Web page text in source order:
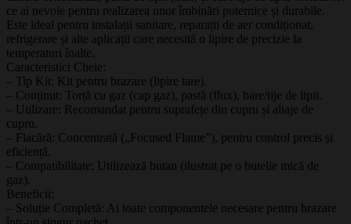
ce ai nevoie pentru realizarea unor îmbinări puternice și durabile.
Este ideal pentru instalații sanitare, reparații de aer condiționat,
refrigerare și alte aplicații care necesită o lipire de precizie la
temperaturi înalte.
Caracteristici Cheie:
– Tip Kit: Kit pentru brazare (lipire tare).
– Conținut: Torță cu gaz (cap gaz), pastă (flux), bare/tije de lipit.
– Utilizare: Recomandat pentru suprafețe din cupru și aliaje de
cupru.
– Flacără: Concentrată („Focused Flame”), pentru control precis și
eficiență.
– Compatibilitate: Utilizează butan (ilustrat pe o butelie mică de
gaz).
Beneficii:
– Soluție Completă: Ai toate componentele necesare pentru brazare